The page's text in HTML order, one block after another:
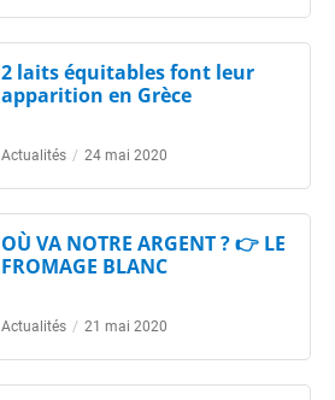
2 laits équitables font leur
apparition en Grèce
Actualités / 24 mai 2020
OÙ VA NOTRE ARGENT ? 👉 LE
FROMAGE BLANC
Actualités / 21 mai 2020